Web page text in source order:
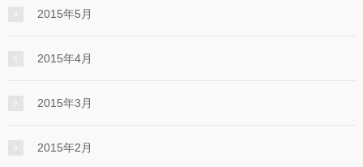
2015年5月
2015年4月
2015年3月
2015年2月